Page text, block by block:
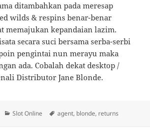
ditambahkan pada meresap
wilds & respins benar-benar
memajukan kepandaian lazim.
secara suci bersama serba-serbi
pengintai nun merayu maka
ada. Cobalah dekat desktop /
Distributor Jane Blonde.
Kategori
Slot Online Tag
agent, blonde, returns